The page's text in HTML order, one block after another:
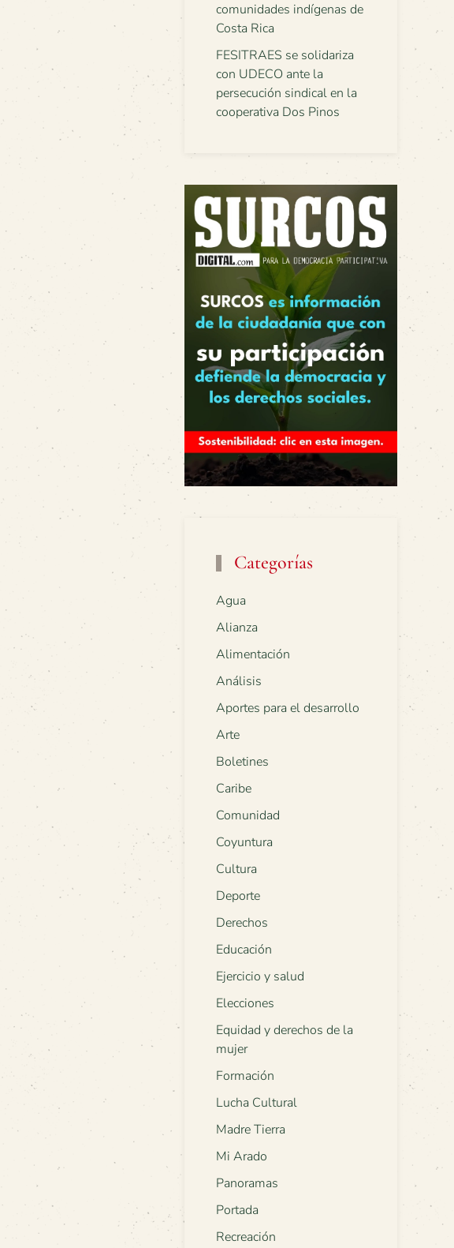
comunidades indígenas de
Costa Rica
FESITRAES se solidariza
con UDECO ante la
persecución sindical en la
cooperativa Dos Pinos
Categorías
Agua
Alianza
Alimentación
Análisis
Aportes para el desarrollo
Arte
Boletines
Caribe
Comunidad
Coyuntura
Cultura
Deporte
Derechos
Educación
Ejercicio y salud
Elecciones
Equidad y derechos de la
mujer
Formación
Lucha Cultural
Madre Tierra
Mi Arado
Panoramas
Portada
Recreación